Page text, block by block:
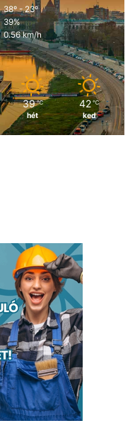
38º - 23º
39%
0.56 km/h
39 ℃
hét
42 ℃
ked